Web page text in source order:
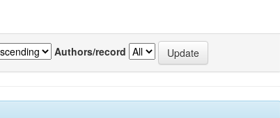
Authors/record